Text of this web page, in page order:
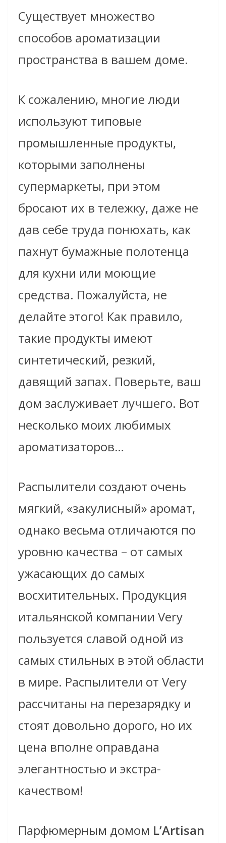
Существует множество
способов ароматизации
пространства в вашем доме.
К сожалению, многие люди
используют типовые
промышленные продукты,
которыми заполнены
супермаркеты, при этом
бросают их в тележку, даже не
дав себе труда понюхать, как
пахнут бумажные полотенца
для кухни или моющие
средства. Пожалуйста, не
делайте этого! Как правило,
такие продукты имеют
синтетический, резкий,
давящий запах. Поверьте, ваш
дом заслуживает лучшего. Вот
несколько моих любимых
ароматизаторов…
Распылители создают очень
мягкий, «закулисный» аромат,
однако весьма отличаются по
уровню качества – от самых
ужасающих до самых
восхитительных. Продукция
итальянской компании Very
пользуется славой одной из
самых стильных в этой области
в мире. Распылители от Very
рассчитаны на перезарядку и
стоят довольно дорого, но их
цена вполне оправдана
элегантностью и экстра-
качеством!
Парфюмерным домом L’Artisan